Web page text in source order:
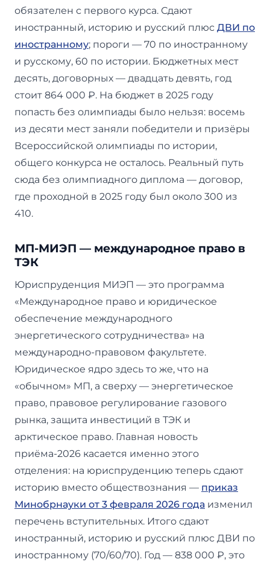
обязателен с первого курса. Сдают
иностранный, историю и русский плюс ДВИ по
иностранному; пороги — 70 по иностранному
и русскому, 60 по истории. Бюджетных мест
десять, договорных — двадцать девять, год
стоит 864 000 ₽. На бюджет в 2025 году
попасть без олимпиады было нельзя: восемь
из десяти мест заняли победители и призёры
Всероссийской олимпиады по истории,
общего конкурса не осталось. Реальный путь
сюда без олимпиадного диплома — договор,
где проходной в 2025 году был около 300 из
410.
МП-МИЭП — международное право в
ТЭК
Юриспруденция МИЭП — это программа
«Международное право и юридическое
обеспечение международного
энергетического сотрудничества» на
международно-правовом факультете.
Юридическое ядро здесь то же, что на
«обычном» МП, а сверху — энергетическое
право, правовое регулирование газового
рынка, защита инвестиций в ТЭК и
арктическое право. Главная новость
приёма-2026 касается именно этого
отделения: на юриспруденцию теперь сдают
историю вместо обществознания — приказ
Минобрнауки от 3 февраля 2026 года изменил
перечень вступительных. Итого сдают
иностранный, историю и русский плюс ДВИ по
иностранному (70/60/70). Год — 838 000 ₽, это